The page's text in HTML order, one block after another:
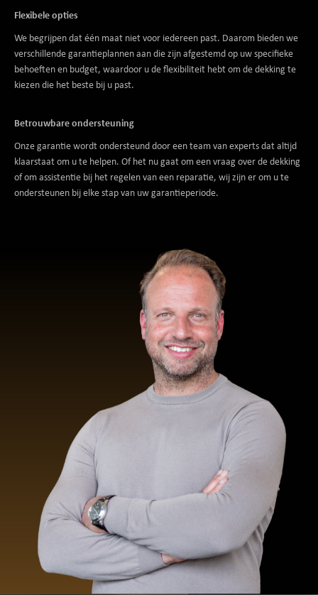
Flexibele opties
We begrijpen dat één maat niet voor iedereen past. Daarom bieden we
verschillende garantieplannen aan die zijn afgestemd op uw specifieke
behoeften en budget, waardoor u de flexibiliteit hebt om de dekking te
kiezen die het beste bij u past.
Betrouwbare ondersteuning
Onze garantie wordt ondersteund door een team van experts dat altijd
klaarstaat om u te helpen. Of het nu gaat om een vraag over de dekking
of om assistentie bij het regelen van een reparatie, wij zijn er om u te
ondersteunen bij elke stap van uw garantieperiode.